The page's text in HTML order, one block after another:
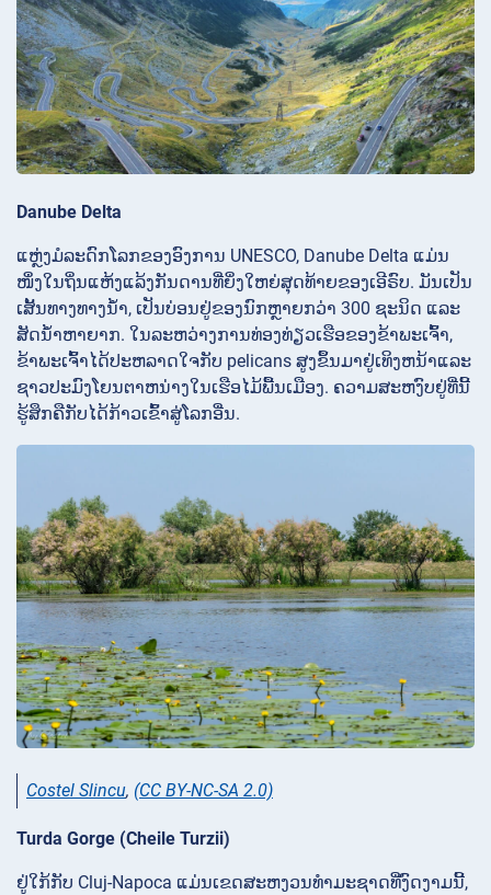
Danube Delta
ແຫຼ່ງມໍລະດົກໂລກຂອງອົງການ UNESCO, Danube Delta ແມ່ນ
ໜຶ່ງໃນຖິ່ນແຫ້ງແລ້ງກັນດານທີ່ຍິ່ງໃຫຍ່ສຸດທ້າຍຂອງເອີຣົບ. ມັນ​ເປັນ​
ເສັ້ນ​ທາງ​ທາງ​ນ້ຳ, ເປັນ​ບ່ອນ​ຢູ່​ຂອງ​ນົກ​ຫຼາຍກວ່າ 300 ຊະ​ນິດ ແລະ​
ສັດ​ນ້ຳ​ຫາ​ຍາກ. ໃນ​ລະ​ຫວ່າງ​ການ​ທ່ອງ​ທ່ຽວ​ເຮືອ​ຂອງ​ຂ້າ​ພະ​ເຈົ້າ,
ຂ້າ​ພະ​ເຈົ້າ​ໄດ້​ປະ​ຫລາດ​ໃຈ​ກັບ pelicans ສູງ​ຂຶ້ນ​ມາ​ຢູ່​ເທິງ​ຫນ້າ​ແລະ​
ຊາວ​ປະ​ມົງ​ໂຍນ​ຕາ​ຫນ່າງ​ໃນ​ເຮືອ​ໄມ້​ພື້ນ​ເມືອງ. ຄວາມ​ສະຫງົບ​ຢູ່​ທີ່​ນີ້​
ຮູ້ສຶກ​ຄື​ກັບ​ໄດ້​ກ້າວ​ເຂົ້າສູ່​ໂລກ​ອື່ນ.
Costel Slincu, (CC BY-NC-SA 2.0)
Turda Gorge (Cheile Turzii)
ຢູ່ໃກ້ກັບ Cluj-Napoca ແມ່ນເຂດສະຫງວນທໍາມະຊາດທີ່ງົດງາມນີ້,